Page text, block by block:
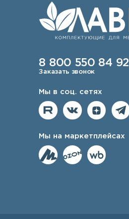
8 800 550 84 92
Заказать звонок
Мы в соц. сетях
Мы на маркетплейсах